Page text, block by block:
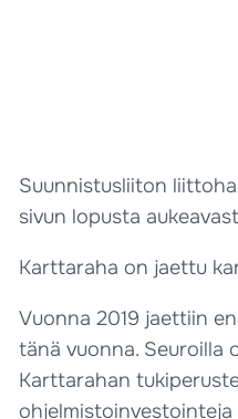
Suunnistusliiton
sivun lopusta
Karttaraha on jaettu
Vuonna 2019 jaettiin
tänä vuonna. Seuroilla
Karttarahan